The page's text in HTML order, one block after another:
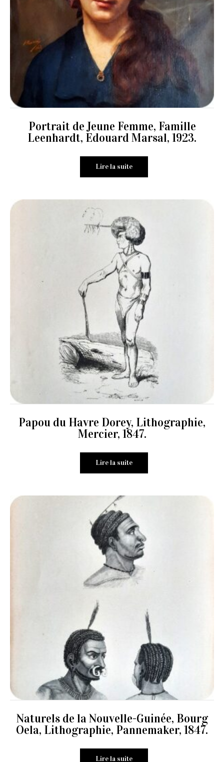
Portrait de Jeune Femme, Famille
Leenhardt, Edouard Marsal, 1923.
Lire la suite
Papou du Havre Dorey, Lithographie,
Mercier, 1847.
Lire la suite
Naturels de la Nouvelle-Guinée, Bourg
Oela, Lithographie, Pannemaker, 1847.
Lire la suite